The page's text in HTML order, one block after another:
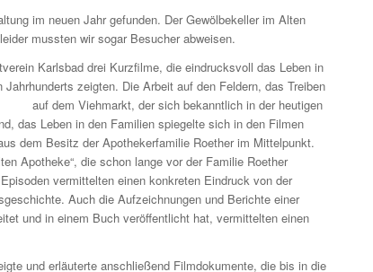
im neuen Jahr gefunden. Der Gewölbekeller im Alten
mussten wir sogar Besucher abweisen.
Karlsbad drei Kurzfilme, die eindrucksvoll das Leben in
zeigten. Die Arbeit auf den Feldern, das Treiben
auf dem Viehmarkt, der sich bekanntlich in der heutigen
das Leben in den Familien spiegelte sich in den Filmen
dem Besitz der Apothekerfamilie Roether im Mittelpunkt.
Apotheke“, die schon lange vor der Familie Roether
vermittelten einen konkreten Eindruck von der
Auch die Aufzeichnungen und Berichte einer
und in einem Buch veröffentlicht hat, vermittelten einen
und erläuterte anschließend Filmdokumente, die bis in die